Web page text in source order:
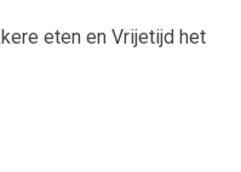
eten en Vrijetijd het